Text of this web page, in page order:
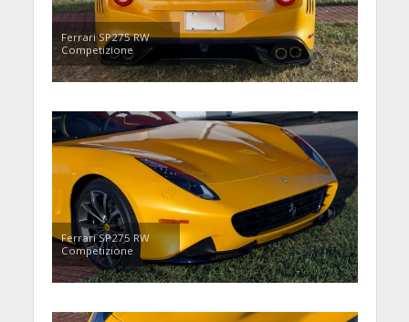
Ferrari SP275 RW
Competizione
Ferrari SP275 RW
Competizione